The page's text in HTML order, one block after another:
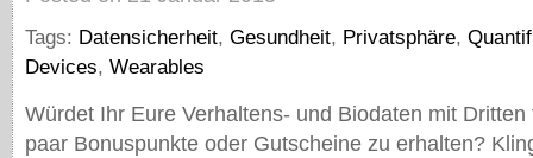
Tags: Datensicherheit, Gesundheit, Privatsphäre,
Devices, Wearables
Würdet Ihr Eure Verhaltens- und Biodaten mit
paar Bonuspunkte oder Gutscheine zu erhalten?